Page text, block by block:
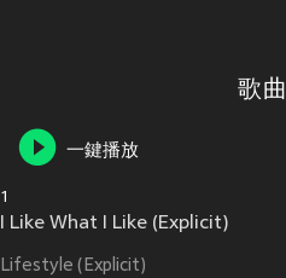
歌曲
一鍵播放
1
I Like What I Like (Explicit)
Lifestyle (Explicit)